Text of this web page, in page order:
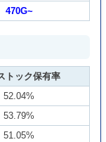
470G~
トック保有率
52.04%
53.79%
51.05%